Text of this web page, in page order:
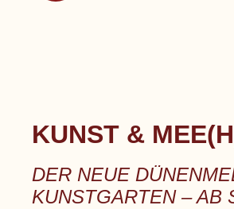
KUNST &
DER NEUE
KUNSTGARTEN – AB